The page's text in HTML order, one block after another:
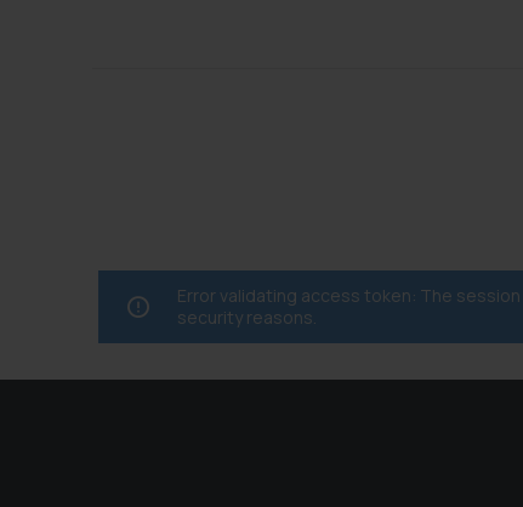
Error validating access token: The
security reasons.